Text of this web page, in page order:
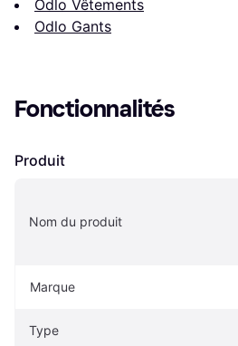
Odlo Vêtements
Odlo Gants
Fonctionnalités
Produit
Nom du produit
Marque
Type